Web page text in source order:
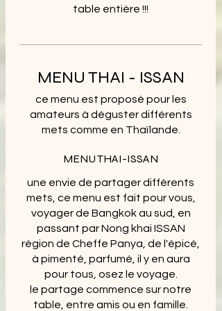
table entière !!!
MENU THAI - ISSAN
ce menu est proposé pour les
amateurs à déguster différents
mets comme en Thaïlande.
MENU THAI-ISSAN
une envie de partager différents
mets, ce menu est fait pour vous,
voyager de Bangkok au sud, en
passant par Nong khai ISSAN
région de Cheffe Panya, de l'épicé,
à pimenté, parfumé, il y en aura
pour tous, osez le voyage.
le partage commence sur notre
table, entre amis ou en famille.